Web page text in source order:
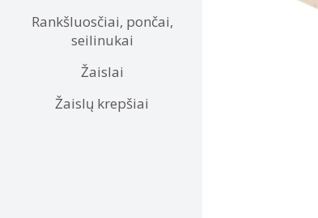
Rankšluosčiai, pončai,
seilinukai
Žaislai
Žaislų krepšiai